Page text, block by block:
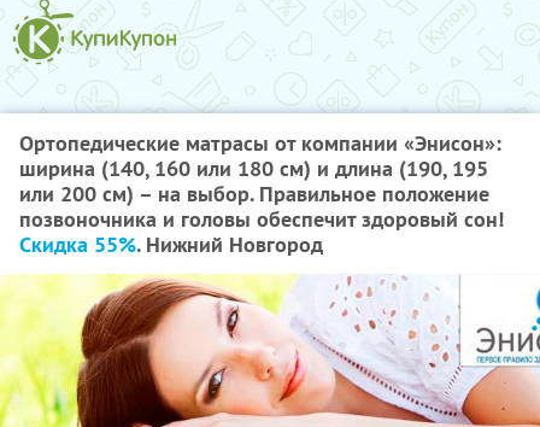
Ортопедические матрасы от компании «Энисон»:
ширина (140, 160 или 180 см) и длина (190, 195
или 200 см) – на выбор. Правильное положение
позвоночника и головы обеспечит здоровый сон!
Скидка 55%. Нижний Новгород